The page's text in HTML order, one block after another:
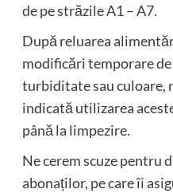
de pe străzile A1 – A7.
După reluarea
modificări temporare
turbiditate sau culoare,
indicată utilizarea
până la limpezire.
Ne cerem scuze pentru
abonaților, pe care îi